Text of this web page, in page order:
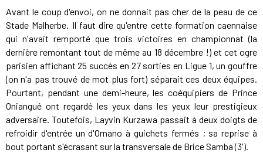
Avant le coup d'envoi, on ne donnait pas cher de la peau de ce
Stade Malherbe. Il faut dire qu'entre cette formation caennaise
qui n'avait remporté que trois victoires en championnat (la
dernière remontant tout de même au 18 décembre !) et cet ogre
parisien affichant 25 succès en 27 sorties en Ligue 1, un gouffre
(on n'a pas trouvé de mot plus fort) séparait ces deux équipes.
Pourtant, pendant une demi-heure, les coéquipiers de Prince
Oniangué ont regardé les yeux dans les yeux leur prestigieux
adversaire. Toutefois, Layvin Kurzawa passait à deux doigts de
refroidir d'entrée un d'Ornano à guichets fermés ; sa reprise à
bout portant s'écrasant sur la transversale de Brice Samba (3').